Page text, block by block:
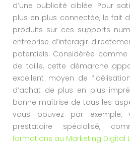
d’une publicité ciblée. Pour
plus en plus connectée, le fait
produits sur ces supports
entreprise d’interagir
potentiels. Considérée
de taille, cette démarche
excellent moyen de
d’achat de plus en plus
bonne maîtrise de tous les
vous pouvez par
prestataire spécialisé,
formations au Marketing Digital